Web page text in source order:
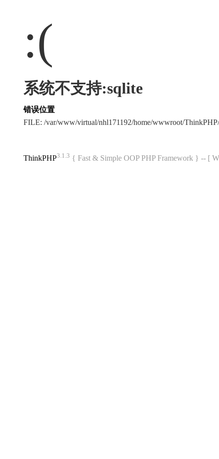
:(
系统不支持:sqlite
错误位置
FILE: /var/www/virtual/nhl171192/home/wwwroot/
ThinkPHP3.1.3 { Fast & Simple OOP PHP Framework } -- [